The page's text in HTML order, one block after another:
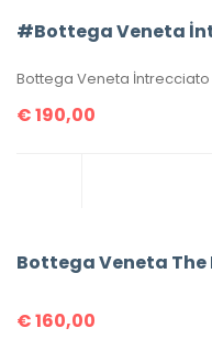
#Bottega Veneta
€190,00
Bottega Veneta The
€160,00